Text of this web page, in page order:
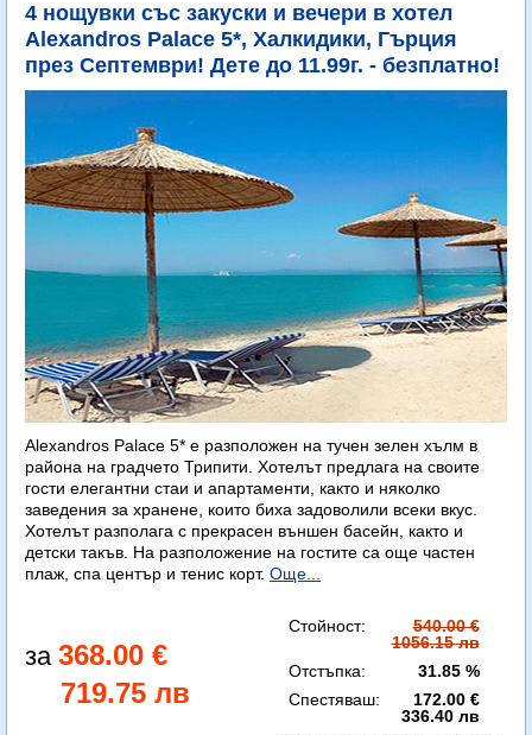
4 нощувки със закуски и вечери в хотел
Alexandros Palace 5*, Халкидики, Гърция
през Септември! Дете до 11.99г. - безплатно!
Alexandros Palace 5* e разположен на тучен зелен хълм в
района на градчето Трипити. Хотелът предлага на своите
гости елегантни стаи и апартаменти, както и няколко
заведения за хранене, които биха задоволили всеки вкус.
Хотелът разполага с прекрасен външен басейн, както и
детски такъв. На разположение на гостите са още частен
плаж, спа център и тенис корт. Още...
368.00 €
719.75 лв
Стойност:
540.00 €
1056.15 лв
Отстъпка:
31.85 %
Спестяваш:
172.00 €
336.40 лв